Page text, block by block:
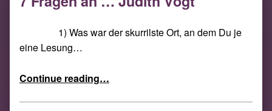
1) Was war der skurrilste Ort, an dem Du je
eine Lesung…
Continue reading…